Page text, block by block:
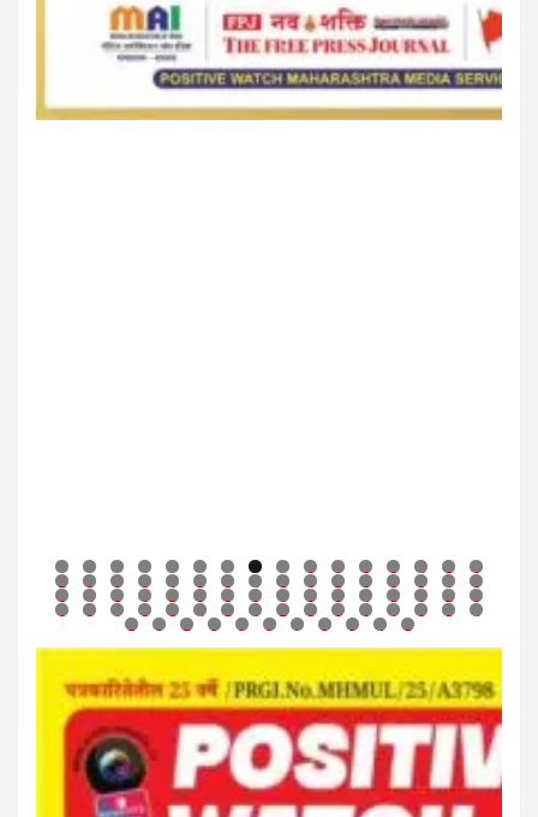
0 1 2 3 4 5 6
7 8 9 0 1 2 3 4 5 6 7 8 9 0 1 2
3 4 5 6 7 8 9 0 1 2 3 4 5 6 7 8
9 0 1 2 3 4 5 6 7 8 9 0 1 2 3 4
5 6 7 8 9 0 1 2 3 4 5